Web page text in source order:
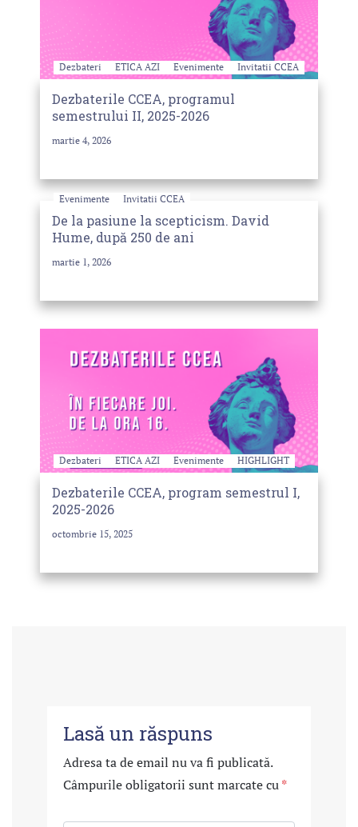
Dezbateri ETICA AZI Evenimente Invitatii CCEA
Dezbaterile CCEA, programul
semestrului II, 2025-2026
martie 4, 2026
Evenimente Invitatii CCEA
De la pasiune la scepticism. David
Hume, după 250 de ani
martie 1, 2026
Dezbateri ETICA AZI Evenimente HIGHLIGHT
Dezbaterile CCEA, program semestrul I,
2025-2026
octombrie 15, 2025
Lasă un răspuns
Adresa ta de email nu va fi publicată.
Câmpurile obligatorii sunt marcate cu*